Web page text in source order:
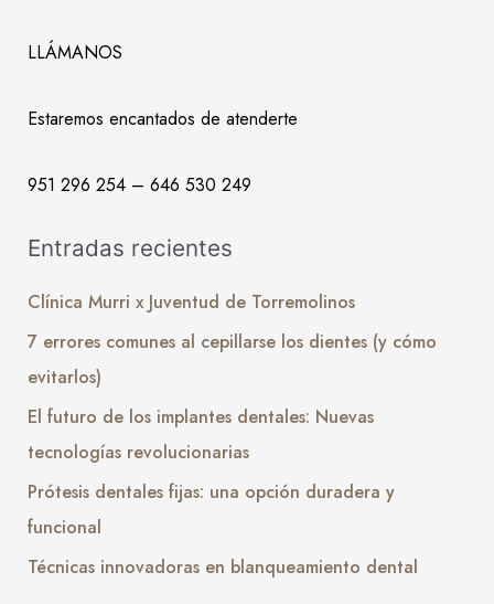
LLÁMANOS
Estaremos encantados de atenderte
951 296 254 – 646 530 249
Entradas recientes
Clínica Murri x Juventud de Torremolinos
7 errores comunes al cepillarse los dientes (y cómo
evitarlos)
El futuro de los implantes dentales: Nuevas
tecnologías revolucionarias
Prótesis dentales fijas: una opción duradera y
funcional
Técnicas innovadoras en blanqueamiento dental